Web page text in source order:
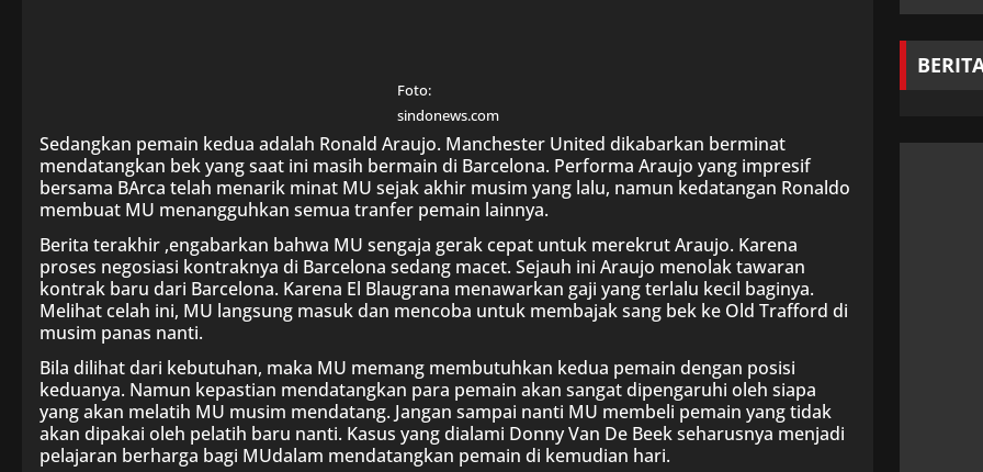
Foto:
sindonews.com
Sedangkan pemain kedua adalah Ronald Araujo. Manchester United dikabarkan berminat
mendatangkan bek yang saat ini masih bermain di Barcelona. Performa Araujo yang impresif
bersama BArca telah menarik minat MU sejak akhir musim yang lalu, namun kedatangan Ronaldo
membuat MU menangguhkan semua tranfer pemain lainnya.
Berita terakhir ,engabarkan bahwa MU sengaja gerak cepat untuk merekrut Araujo. Karena
proses negosiasi kontraknya di Barcelona sedang macet. Sejauh ini Araujo menolak tawaran
kontrak baru dari Barcelona. Karena El Blaugrana menawarkan gaji yang terlalu kecil baginya.
Melihat celah ini, MU langsung masuk dan mencoba untuk membajak sang bek ke Old Trafford di
musim panas nanti.
Bila dilihat dari kebutuhan, maka MU memang membutuhkan kedua pemain dengan posisi
keduanya. Namun kepastian mendatangkan para pemain akan sangat dipengaruhi oleh siapa
yang akan melatih MU musim mendatang. Jangan sampai nanti MU membeli pemain yang tidak
akan dipakai oleh pelatih baru nanti. Kasus yang dialami Donny Van De Beek seharusnya menjadi
pelajaran berharga bagi MUdalam mendatangkan pemain di kemudian hari.